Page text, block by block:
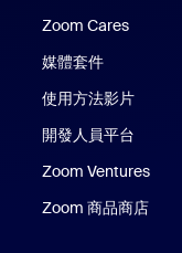
Zoom Cares
媒體套件
使用方法影片
開發人員平台
Zoom Ventures
Zoom 商品商店